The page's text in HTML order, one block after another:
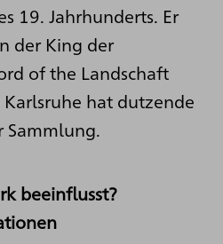
19. Jahrhunderts. Er
der King der
of the Landschaft
hat dutzende
Sammlung.
beeinflusst?